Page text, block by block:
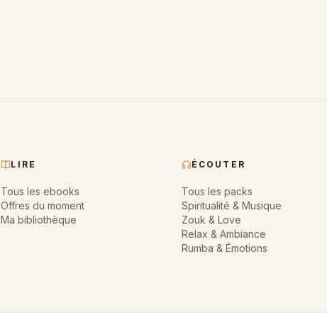
LIRE
Tous les ebooks
Offres du moment
Ma bibliothèque
ÉCOUTER
Tous les packs
Spiritualité & Musique
Zouk & Love
Relax & Ambiance
Rumba & Émotions